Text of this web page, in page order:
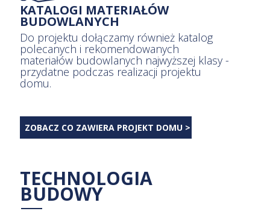
KATALOGI MATERIAŁÓW
BUDOWLANYCH
Do projektu dołączamy również katalog
polecanych i rekomendowanych
materiałów budowlanych najwyższej klasy -
przydatne podczas realizacji projektu
domu.
ZOBACZ CO ZAWIERA PROJEKT DOMU >
TECHNOLOGIA
BUDOWY